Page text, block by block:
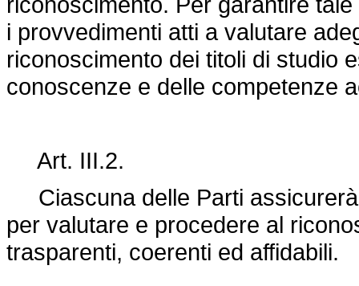
i provvedimenti atti a valutare
riconoscimento dei titoli di studio
conoscenze e delle competenze
Art. III.2.
Ciascuna delle Parti
per valutare e procedere al
trasparenti, coerenti ed affidabili.